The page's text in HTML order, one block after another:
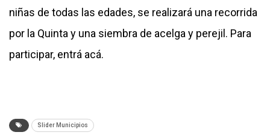
niñas de todas las edades, se realizará una recorrida
por la Quinta y una siembra de acelga y perejil. Para
participar, entrá acá.
Slider Municipios